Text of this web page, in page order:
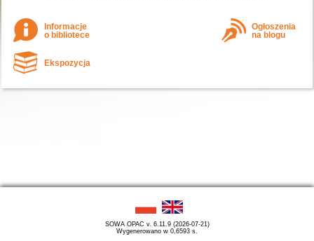
Informacje
o bibliotece
Ogłoszenia
na blogu
Ekspozycja
SOWA OPAC v. 6.11.9 (2026-07-21)
Wygenerowano w 0,6593 s.